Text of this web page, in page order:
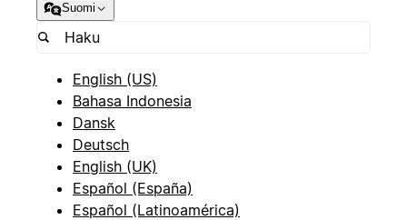
Suomi
English (US)
Bahasa Indonesia
Dansk
Deutsch
English (UK)
Español (España)
Español (Latinoamérica)